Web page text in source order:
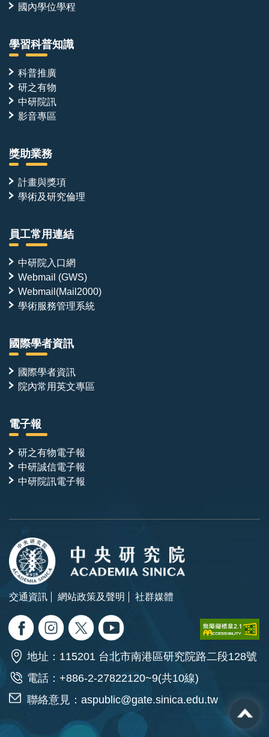
國內學位學程
學習科普知識
科普推廣
研之有物
中研院訊
影音專區
獎助業務
計畫與獎項
學術及研究倫理
員工常用連結
中研院入口網
Webmail (GWS)
Webmail(Mail2000)
學術服務管理系統
國際學者資訊
國際學者資訊
院內常用英文專區
電子報
研之有物電子報
中研誠信電子報
中研院訊電子報
交通資訊 網站政策及聲明 社群媒體
地址：115201 台北市南港區研究院路二段128號
電話：+886-2-27822120~9(共10線)
聯絡意見： aspublic@gate.sinica.edu.tw